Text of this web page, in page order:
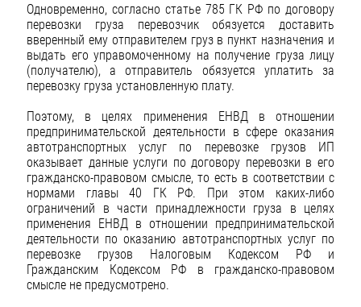
Одновременно, согласно статье 785 ГК РФ по договору
перевозки груза перевозчик обязуется доставить
вверенный ему отправителем груз в пункт назначения и
выдать его управомоченному на получение груза лицу
(получателю), а отправитель обязуется уплатить за
перевозку груза установленную плату.
Поэтому, в целях применения ЕНВД в отношении
предпринимательской деятельности в сфере оказания
автотранспортных услуг по перевозке грузов ИП
оказывает данные услуги по договору перевозки в его
гражданско-правовом смысле, то есть в соответствии с
нормами главы 40 ГК РФ. При этом каких-либо
ограничений в части принадлежности груза в целях
применения ЕНВД в отношении предпринимательской
деятельности по оказанию автотранспортных услуг по
перевозке грузов Налоговым Кодексом РФ и
Гражданским Кодексом РФ в гражданско-правовом
смысле не предусмотрено.